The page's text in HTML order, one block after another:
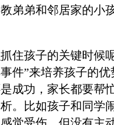
弟弟和邻居家的小
住孩子的关键时候
件”来培养孩子的
成功，家长都要帮
。比如孩子和同学